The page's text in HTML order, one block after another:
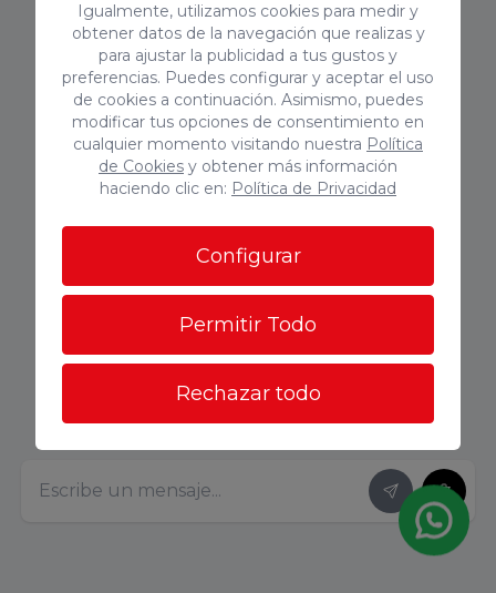
Igualmente, utilizamos cookies para medir y
obtener datos de la navegación que realizas y
para ajustar la publicidad a tus gustos y
preferencias. Puedes configurar y aceptar el uso
de cookies a continuación. Asimismo, puedes
modificar tus opciones de consentimiento en
cualquier momento visitando nuestra Política
de Cookies y obtener más información
haciendo clic en: Política de Privacidad
Configurar
Permitir Todo
Rechazar todo